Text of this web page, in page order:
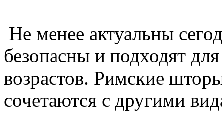
Не менее актуальны
безопасны и подходят
возрастов. Римские
сочетаются с другими